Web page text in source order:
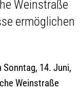
Weinstraße
ermöglichen
14. Juni,
Weinstraße